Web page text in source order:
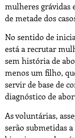
mulheres grávidas
de metade dos
No sentido de
está a recrutar
sem história de
menos um filho,
servir de base de
diagnóstico de
As voluntárias,
serão submetidas